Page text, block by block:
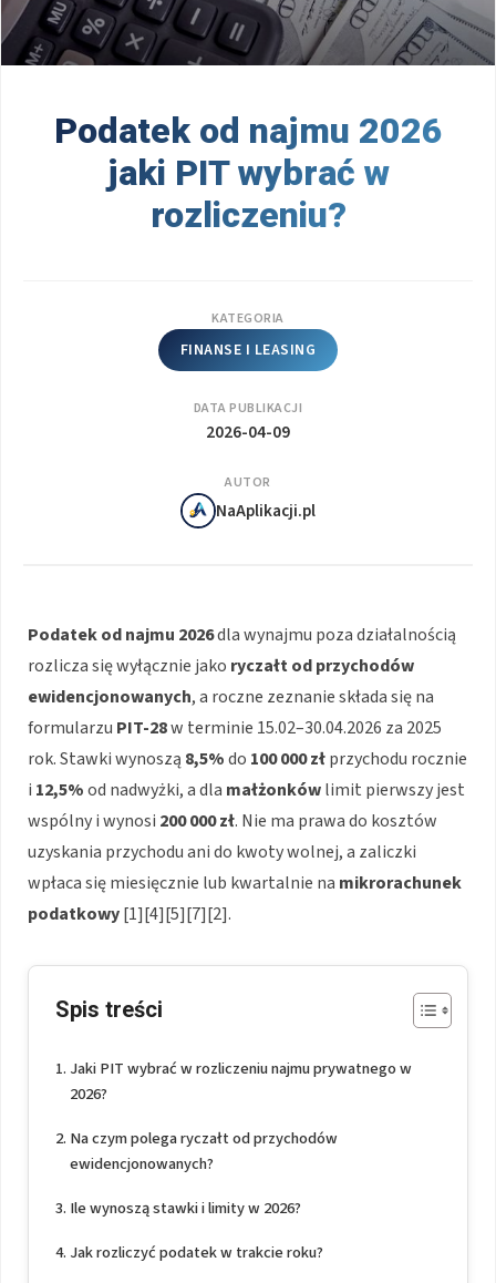
Podatek od najmu 2026
jaki PIT wybrać w
rozliczeniu?
KATEGORIA
FINANSE I LEASING
DATA PUBLIKACJI
2026-04-09
AUTOR
NaAplikacji.pl
Podatek od najmu 2026dla wynajmu poza działalnością
rozlicza się wyłącznie jako ryczałt od przychodów
ewidencjonowanych, a roczne zeznanie składa się na
formularzu PIT-28w terminie 15.02–30.04.2026 za 2025
rok. Stawki wynoszą 8,5%do 100 000 złprzychodu rocznie
i 12,5%od nadwyżki, a dla małżonkówlimit pierwszy jest
wspólny i wynosi 200 000 zł. Nie ma prawa do kosztów
uzyskania przychodu ani do kwoty wolnej, a zaliczki
wpłaca się miesięcznie lub kwartalnie na mikrorachunek
podatkowy[1][4][5][7][2].
Spis treści
Jaki PIT wybrać w rozliczeniu najmu prywatnego w
2026?
Na czym polega ryczałt od przychodów
ewidencjonowanych?
Ile wynoszą stawki i limity w 2026?
Jak rozliczyć podatek w trakcie roku?